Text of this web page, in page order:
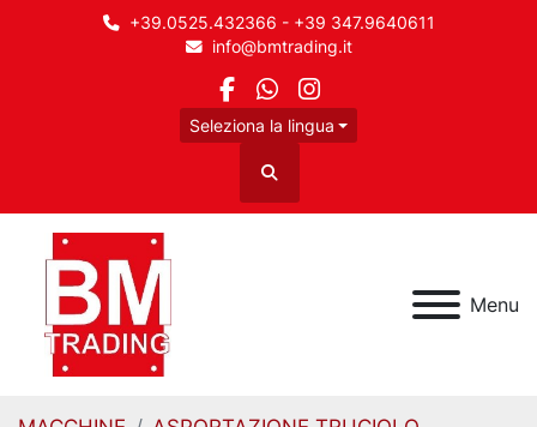
+39.0525.432366 - +39 347.9640611
info@bmtrading.it
facebook
whatsapp
instagram
Seleziona la lingua
Cerca
Menu